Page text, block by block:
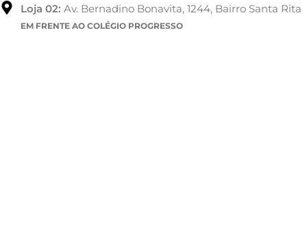
Loja 02: Av. Bernadino Bonavita, 1244, Bairro Santa Rita
EM FRENTE AO COLÉGIO PROGRESSO